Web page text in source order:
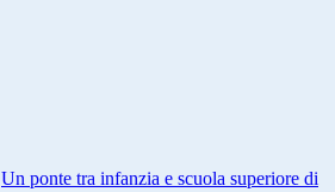
Un ponte tra infanzia e scuola superiore di